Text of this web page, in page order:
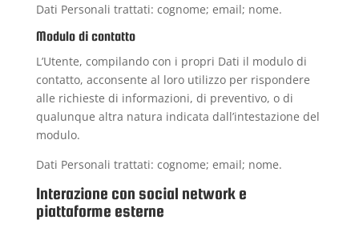
Dati Personali trattati: cognome; email; nome.
Modulo di contatto
L’Utente, compilando con i propri Dati il modulo di
contatto, acconsente al loro utilizzo per rispondere
alle richieste di informazioni, di preventivo, o di
qualunque altra natura indicata dall’intestazione del
modulo.
Dati Personali trattati: cognome; email; nome.
Interazione con social network e
piattaforme esterne